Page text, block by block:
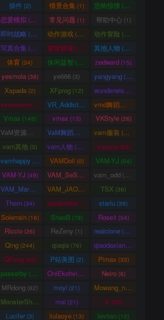
插件(2) 情景合集 (1) 恐怖惊悚 (64)
恋爱模拟 (101) 常见问题 (1) 帮助中心(1)
即时战略 (14) 动作游戏 (33) 动作冒险 (336)
写真合集 (370) 冒险解谜 (30) 其他人物 (661)
体育 (34) 休闲益智 (69) zedward (15)
yesmola(38) ye666 (3) yangyang (86)
Xspada(2) XFprog (12) wunderwise(1)
vvvevevvv
(191) VR_Addict
(38) vmd舞蹈数据
Vmax (148) vmax (13) VKStyle(26)
VaM资源中心 (4163) VaM舞蹈视频 (5)vam服装 (1458)
vam其他 (3) vam人物 (3105) vamxw(83)
vamhappy VAMDoll (0) VAM-YJ (54)
VAM-YJ (49) VAM_SeSe(10) vam_odd (20)
VAM_Mars(0) VAM_JAO
(15) TSX (36)
Thorn(34) taydenhoxe(8) starlu (39)
Solerrain(16) ShaoB (78) Rose1 (54)
Riccio (26) ReZeny (1) realclone (70)
Qing (244) qiaqia (76) qiaodaxian
(16)
QFeng(49) P站美图 (2) Pimax (33)
passerby (26) OniEkohvius Neiro(6)
MRdong (62) moyi (21) Mowang_nixi
MonsterShinkai (38)mai (21) lv (53)
Lucifer(3) liulaoye (13) levtian (10)